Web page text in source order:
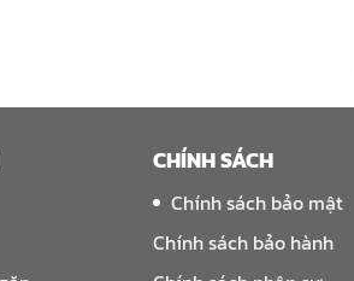
CHÍNH SÁCH
Chính sách bảo mật
Chính sách bảo hành